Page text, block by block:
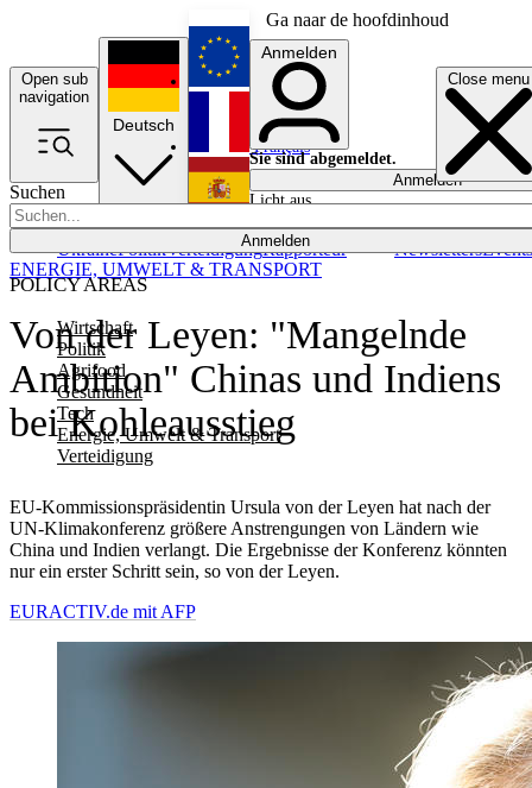
Ga naar de hoofdinhoud
Open sub
navigation
Close menu
Suchen
Anmelden
POLICY AREAS
Wirtschaft
Politik
Agrifood
Gesundheit
Tech
Energie, Umwelt & Transport
Verteidigung
UkrainePolitikVerteidigungRapporteur NewslettersEvents
Deutsch
English
Français
Anmelden
Sie sind abgemeldet.
Anmelden
Licht aus
Von der Leyen: "Mangelnde
Ambition" Chinas und Indiens
bei Kohleausstieg
EU-Kommissionspräsidentin Ursula von der Leyen hat nach der
UN-Klimakonferenz größere Anstrengungen von Ländern wie
China und Indien verlangt. Die Ergebnisse der Konferenz könnten
nur ein erster Schritt sein, so von der Leyen.
ENERGIE, UMWELT & TRANSPORT
EURACTIV.de mit AFP